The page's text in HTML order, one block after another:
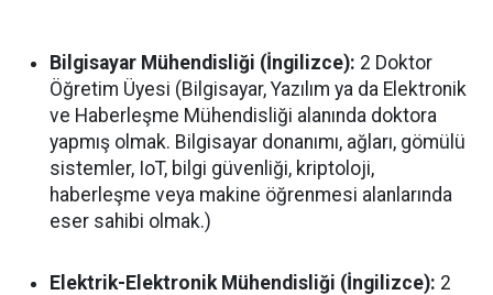
Bilgisayar Mühendisliği (İngilizce): 2 Doktor
Öğretim Üyesi (Bilgisayar, Yazılım ya da Elektronik
ve Haberleşme Mühendisliği alanında doktora
yapmış olmak. Bilgisayar donanımı, ağları, gömülü
sistemler, IoT, bilgi güvenliği, kriptoloji,
haberleşme veya makine öğrenmesi alanlarında
eser sahibi olmak.)
Elektrik-Elektronik Mühendisliği (İngilizce): 2